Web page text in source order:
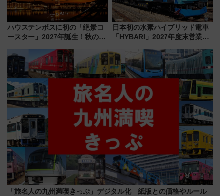
ハウステンボスに初の「絶景コ
ースター」2027年誕生！秋の
ろも一挙紹介
日本初の水素ハイブリッド電車
「HYBARI」2027年度末営業運
で水素利活用が加速
「旅名人の九州満喫きっぷ」デジタル化 紙版との価格やルール